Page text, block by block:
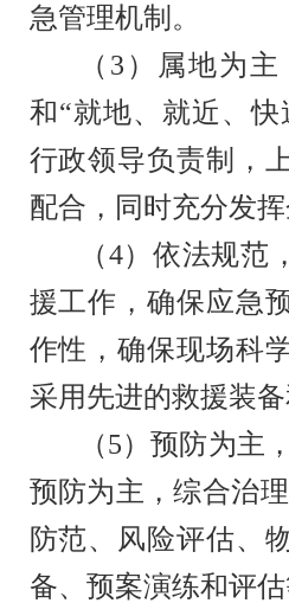
急管理机制。
（ 3 ）属地为
和“就地、就近、
行政领导负责制，
配合，同时充分发
（4）依法规范
援工作，确保应急
作性，确保现场科
采用先进的救援装
（5）预防为主
预防为主，综合治
防范、风险评估、
备、预案演练和评